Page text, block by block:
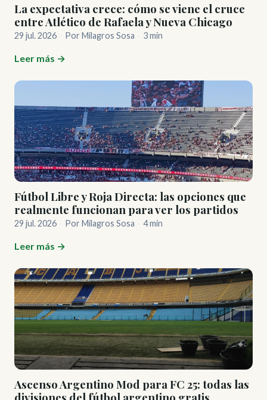
La expectativa crece: cómo se viene el cruce
entre Atlético de Rafaela y Nueva Chicago
29 jul. 2026 Por Milagros Sosa 3 min
Leer más →
Fútbol Libre y Roja Directa: las opciones que
realmente funcionan para ver los partidos
29 jul. 2026 Por Milagros Sosa 4 min
Leer más →
Ascenso Argentino Mod para FC 25: todas las